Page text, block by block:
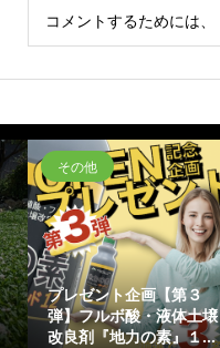
コメントするためには、
その他
プレゼント企画【第３
弾】フルボ酸・液体土壌
改良剤『地力の素』１...